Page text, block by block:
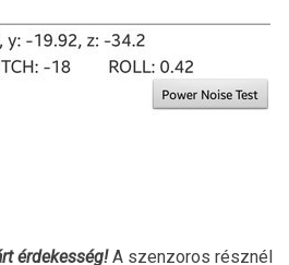
érdekesség!A szenzoros résznél